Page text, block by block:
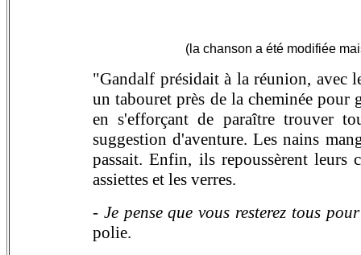
(la chanson a été modifiée
"Gandalf présidait à la réunion, avec
un tabouret près de la cheminée
en s'efforçant de paraître trouver
suggestion d'aventure. Les nains
passait. Enfin, ils repoussèrent leurs
assiettes et les verres.
- Je pense que vous resterez tous
polie.